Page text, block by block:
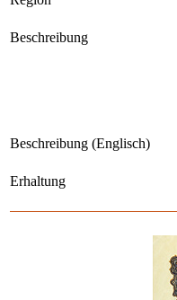
Beschreibung
Beschreibung (Englisch)
Erhaltung